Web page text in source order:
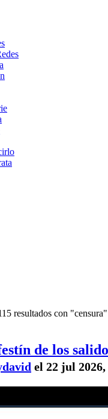
resultados con
de los
el 22 jul 2026,